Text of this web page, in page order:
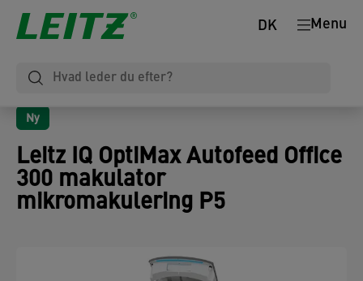
Menu
DK
Ny
Leitz IQ OptiMax Autofeed Office
300 makulator
mikromakulering P5